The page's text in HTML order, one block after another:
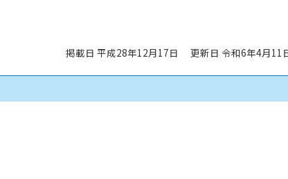
掲載日 平成28年12月17日 更新日 令和6年4月11